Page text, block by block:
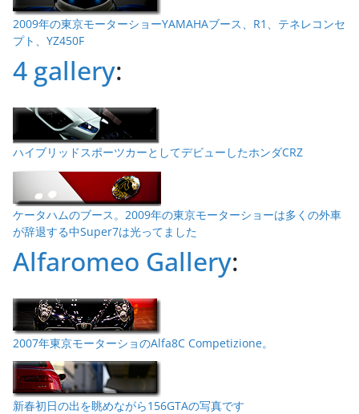
2009年の東京モーターショーYAMAHAブース、R1、テネレコンセ
プト、YZ450F
4 gallery:
ハイブリッドスポーツカーとしてデビューしたホンダCRZ
ケータハムのブース。2009年の東京モーターショーは多くの外車
が辞退する中Super7は光ってました
Alfaromeo Gallery:
2007年東京モーターショのAlfa8C Competizione。
新春初日の出を眺めながら156GTAの写真です